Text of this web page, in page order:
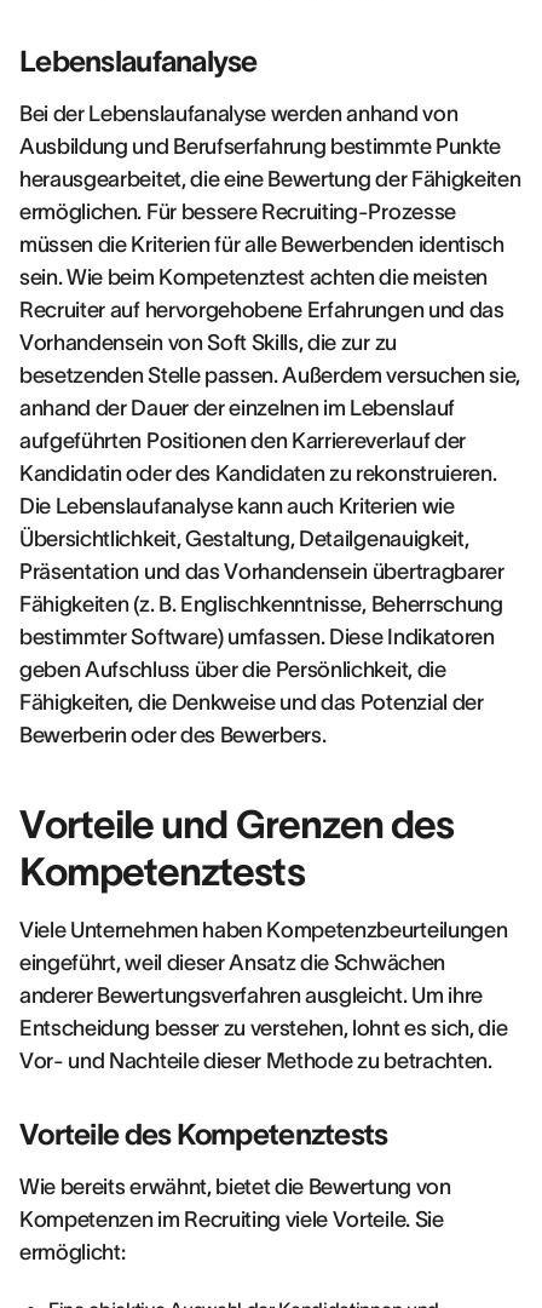
Lebenslaufanalyse
Bei der Lebenslaufanalyse werden anhand von
Ausbildung und Berufserfahrung bestimmte Punkte
herausgearbeitet, die eine Bewertung der Fähigkeiten
ermöglichen. Für bessere Recruiting-Prozesse
müssen die Kriterien für alle Bewerbenden identisch
sein. Wie beim Kompetenztest achten die meisten
Recruiter auf hervorgehobene Erfahrungen und das
Vorhandensein von Soft Skills, die zur zu
besetzenden Stelle passen. Außerdem versuchen sie,
anhand der Dauer der einzelnen im Lebenslauf
aufgeführten Positionen den Karriereverlauf der
Kandidatin oder des Kandidaten zu rekonstruieren.
Die Lebenslaufanalyse kann auch Kriterien wie
Übersichtlichkeit, Gestaltung, Detailgenauigkeit,
Präsentation und das Vorhandensein übertragbarer
Fähigkeiten (z. B. Englischkenntnisse, Beherrschung
bestimmter Software) umfassen. Diese Indikatoren
geben Aufschluss über die Persönlichkeit, die
Fähigkeiten, die Denkweise und das Potenzial der
Bewerberin oder des Bewerbers.
Vorteile und Grenzen des
Kompetenztests
Viele Unternehmen haben Kompetenzbeurteilungen
eingeführt, weil dieser Ansatz die Schwächen
anderer Bewertungsverfahren ausgleicht. Um ihre
Entscheidung besser zu verstehen, lohnt es sich, die
Vor- und Nachteile dieser Methode zu betrachten.
Vorteile des Kompetenztests
Wie bereits erwähnt, bietet die Bewertung von
Kompetenzen im Recruiting viele Vorteile. Sie
ermöglicht: